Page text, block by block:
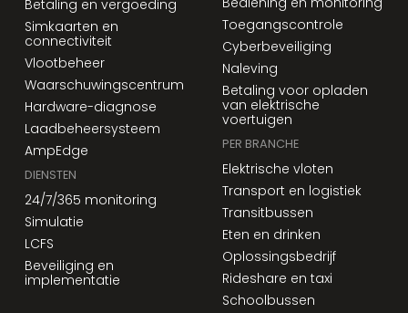
Betaling en vergoeding
Simkaarten en
connectiviteit
Vlootbeheer
Waarschuwingscentrum
Hardware-diagnose
Laadbeheersysteem
AmpEdge
DIENSTEN
24/7/365 monitoring
Simulatie
LCFS
Beveiliging en
implementatie
Toegangscontrole
Cyberbeveiliging
Naleving
Betaling voor opladen
van elektrische
voertuigen
PER BRANCHE
Elektrische vloten
Transport en logistiek
Transitbussen
Eten en drinken
Oplossingsbedrijf
Rideshare en taxi
Schoolbussen